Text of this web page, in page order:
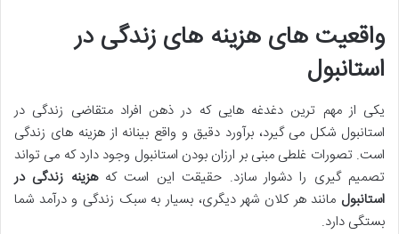
واقعیت های هزینه های زندگی در
استانبول
یکی از مهم ترین دغدغه هایی که در ذهن افراد متقاضی زندگی در
استانبول شکل می گیرد، برآورد دقیق و واقع بینانه از هزینه های زندگی
است. تصورات غلطی مبنی بر ارزان بودن استانبول وجود دارد که می تواند
تصمیم گیری را دشوار سازد. حقیقت این است کههزینه زندگی در
استانبول مانند هر کلان شهر دیگری، بسیار به سبک زندگی و درآمد شما
بستگی دارد.